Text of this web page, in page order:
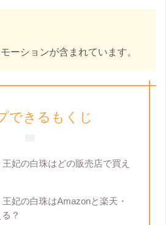
ーションが含まれています。
できるもくじ
妃の白珠はどの販売店で買え
妃の白珠はAmazonと楽天・
？